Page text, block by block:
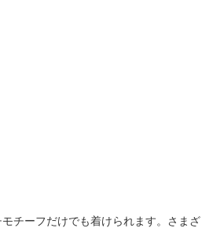
チーフだけでも着けられます。さまざ